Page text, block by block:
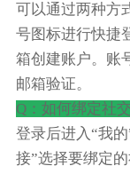
可以通过两种方
号图标进行快捷
箱创建账户。账
邮箱验证。
Q：如何绑定社
登录后进入“我
接”选择要绑定